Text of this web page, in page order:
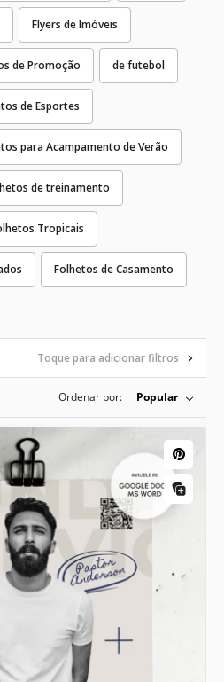
Flyers de Imóveis
de Promoção de futebol
de Esportes
para Acampamento de Verão
de treinamento
Tropicais
Folhetos de Casamento
Toque para adicionar filtros
Ordenar por: Popular